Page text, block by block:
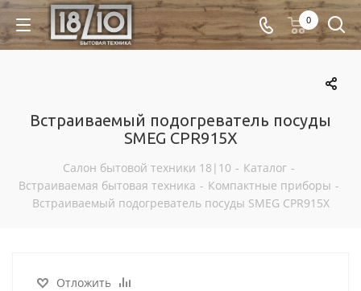
0
Встраиваемый подогреватель посуды
SMEG CPR915X
Салон бытовой техники 18|10 - Каталог -
Встраиваемая бытовая техника - Компактные приборы -
Встраиваемый подогреватель посуды SMEG CPR915X
Отложить